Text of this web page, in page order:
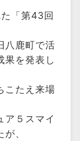
「第43回
八鹿町で活
果を発表し
こたえ来場
ア５スマイ
、